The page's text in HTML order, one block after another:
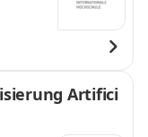
Artifici